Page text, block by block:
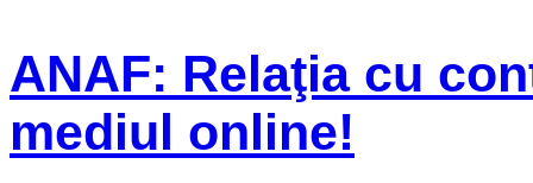
ANAF: Relaţia cu
mediul online!